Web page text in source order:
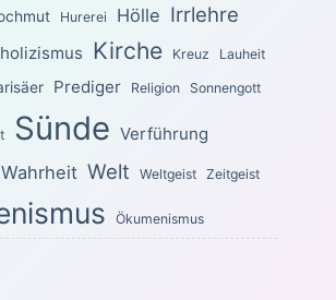
Hurerei Hölle Irrlehre
Kirche Kreuz Lauheit
Prediger Religion Sonnengott
Sünde Verführung
Wahrheit Welt Weltgeist Zeitgeist
Ökumenismus